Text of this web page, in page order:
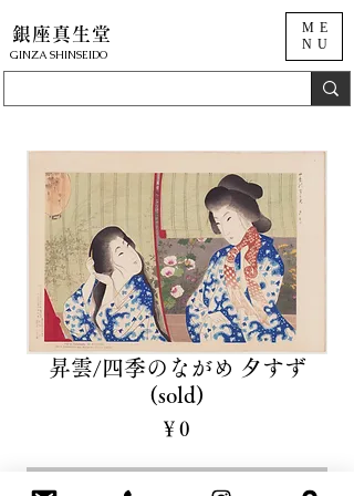
ME
NU
銀座真生堂
​GINZA SHINSEIDO
昇雲/四季のながめ 夕すず
(sold)
￥0価